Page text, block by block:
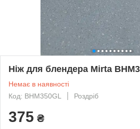
Ніж для блендера Mirta
Немає в наявності
Код: BHM350GL
Роздріб
375 ₴